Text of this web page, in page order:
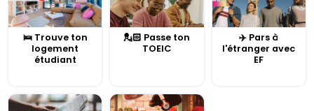
🛌 Trouve ton
logement
étudiant
💂🏻 Passe ton
TOEIC
✈️ Pars à
l'étranger avec
EF